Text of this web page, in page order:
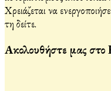
Χρειάζεται να
τη δείτε.
Ακολουθήστε μας